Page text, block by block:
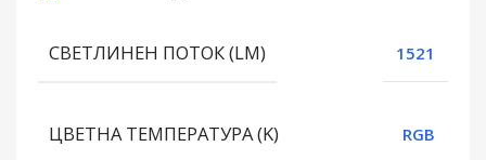
СВЕТЛИНЕН ПОТОК (LM) 1521
ЦВЕТНА ТЕМПЕРАТУРА (K) RGB